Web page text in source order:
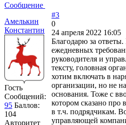
Сообщение
Амелькин
Константин
Гость
Сообщений:
95 Баллов:
104
Авторитет
#3
0
24 апреля 2022 16:05
Благодарю за
ежедневных
руководителя и
тексту, головная
хотим включать в
организации, но не
основания. Тоже с
котором сказано про
в т.ч. подрядчикам.
управляющей